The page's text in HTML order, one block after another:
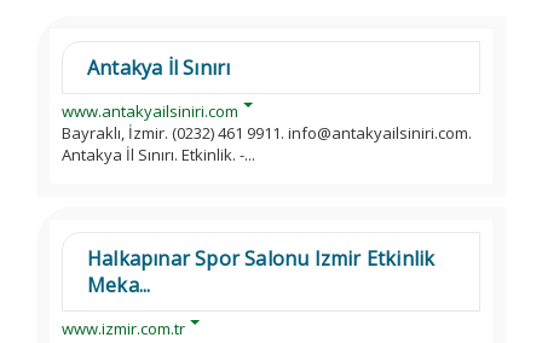
Antakya İl Sınırı
www.antakyailsiniri.com
Bayraklı, İzmir. (0232) 461 9911. info@antakyailsiniri.com.
Antakya İl Sınırı. Etkinlik. -...
Halkapınar Spor Salonu Izmir Etkinlik
Meka...
www.izmir.com.tr